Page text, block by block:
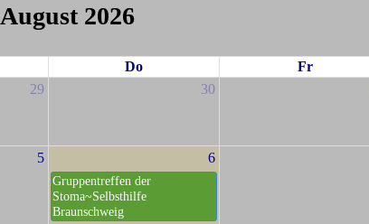
August 2026
Do Fr
29 30
5 6
Gruppentreffen der
Stoma~Selbsthilfe
Braunschweig